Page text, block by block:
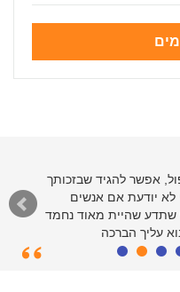
אפשר להגיד שבזכותך
לא יודעת אם אנשים
שתדע שהיית מאוד נחמד
עליך הברכה